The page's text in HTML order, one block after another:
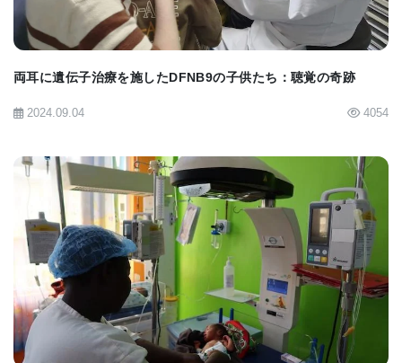
褐色脂肪は肥満の健康への悪影響を軽減する可能性
がある
別の驚くべき発見は、褐色脂肪が肥満の健康への悪
般的に、肥満の人は心臓や代謝状態のリスクが高く
なっている。 しかし、研究者らは、褐色脂肪を持っ
ている肥満の人々の間で、これらの状態の有病率が
非肥満の人々のそれと類似していることを発見し
た。 「彼らは白色脂肪の有害な影響から保護されて
いるようだ」とCohen 博士は述べた。
両耳に遺伝子治療を施したDFNB9の子供たち：聴覚の奇跡
2024.09.04 4054
BIOMARKET JP